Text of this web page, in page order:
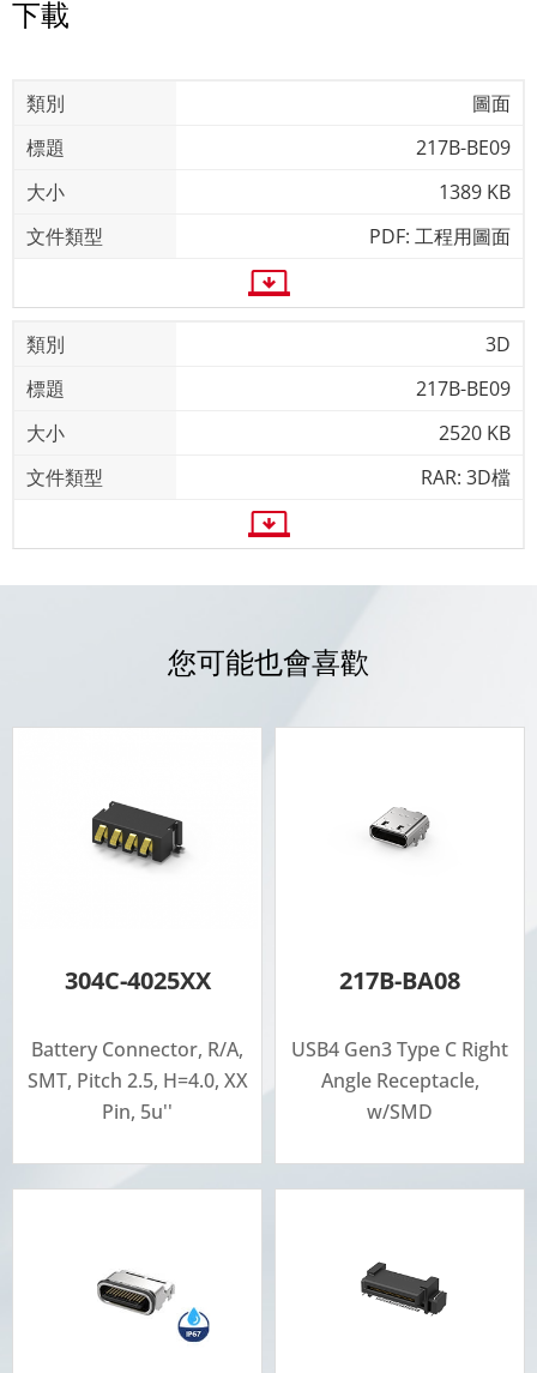
下載
圖面
217B-BE09
1389 KB
PDF: 工程用圖面
3D
217B-BE09
2520 KB
RAR: 3D檔
您可能也會喜歡
304C-4025XX
Battery Connector, R/A,
SMT, Pitch 2.5, H=4.0, XX
Pin, 5u''
217B-BA08
USB4 Gen3 Type C Right
Angle Receptacle,
w/SMD